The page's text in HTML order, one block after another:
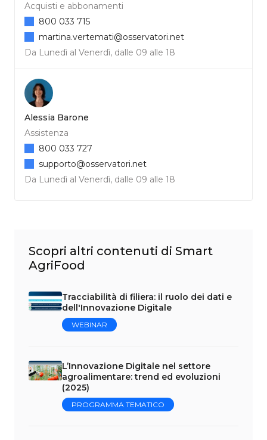
Acquisti e abbonamenti
Da Lunedì al Venerdì, dalle 09 alle 18
800 033 715
martina.vertemati@osservatori.net
Alessia Barone
Assistenza
Da Lunedì al Venerdì, dalle 09 alle 18
800 033 727
supporto@osservatori.net
Scopri altri contenuti di Smart
AgriFood
Tracciabilità di filiera: il ruolo dei dati e
dell'Innovazione Digitale
WEBINAR
L’Innovazione Digitale nel settore
agroalimentare: trend ed evoluzioni
(2025)
PROGRAMMA TEMATICO